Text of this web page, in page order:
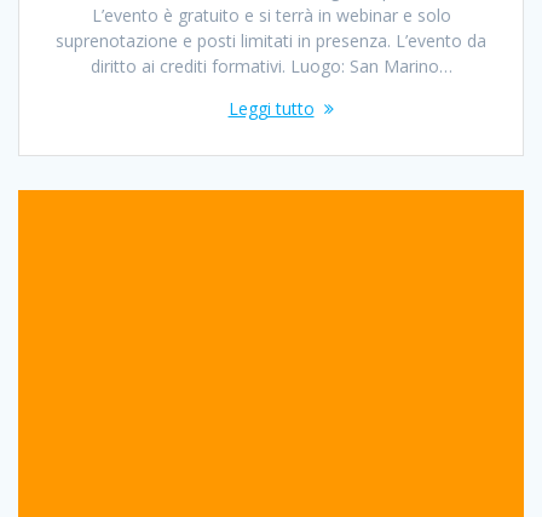
L’evento è gratuito e si terrà in webinar e solo
suprenotazione e posti limitati in presenza. L’evento da
diritto ai crediti formativi. Luogo: San Marino…
Leggi tutto